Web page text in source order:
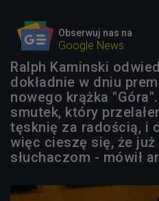
Obserwuj nas na
Google News
Ralph Kaminski
dokładnie w dniu
nowego krążka
smutek, który
tęsknię za radością, i
więc cieszę się, że
słuchaczom - mówił